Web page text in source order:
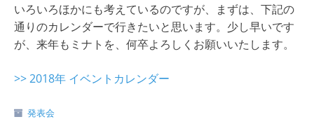
いろいろほかにも考えているのですが、まずは、下記の
通りのカレンダーで行きたいと思います。少し早いです
が、来年もミナトを、何卒よろしくお願いいたします。
>> 2018年 イベントカレンダー
発表会